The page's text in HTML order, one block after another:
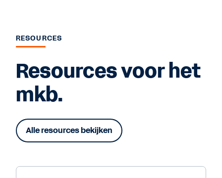
RESOURCES
Resources voor het
mkb.
Alle resources bekijken